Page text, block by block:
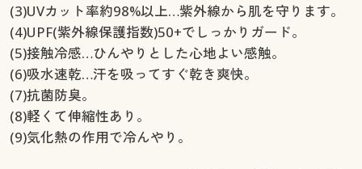
(3)UVカット率約98%以上…紫外線から肌を守ります。
(4)UPF(紫外線保護指数)50+でしっかりガード。
(5)接触冷感…ひんやりとした心地よい感触。
(6)吸水速乾…汗を吸ってすぐ乾き爽快。
(7)抗菌防臭。
(8)軽くて伸縮性あり。
(9)気化熱の作用で冷んやり。